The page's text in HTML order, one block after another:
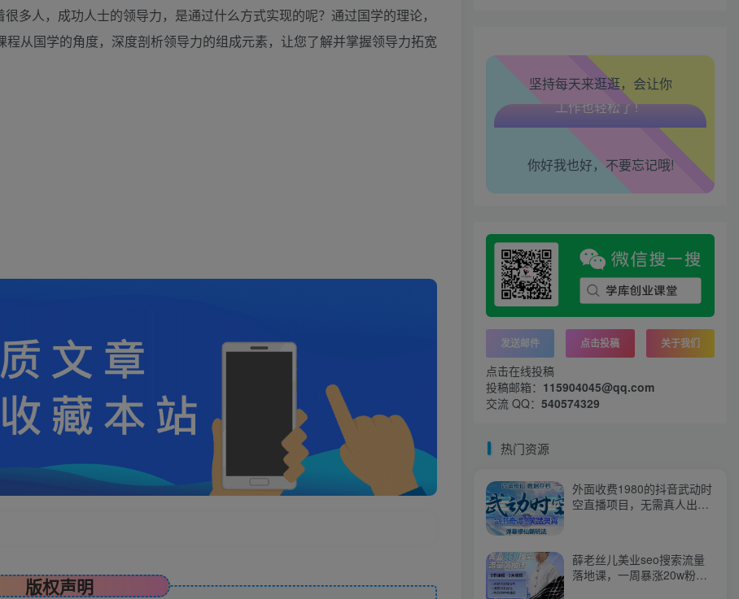
多人，成功人士的领导力，是通过什么方式实现的呢？通过国学的理论，
从国学的角度，深度剖析领导力的组成元素，让您了解并掌握领导力拓宽
版权声明
坚持每天来逛逛，会让你
腿也不痛了！
腰也不酸了！
工作也轻松了！
你好我也好，不要忘记哦!
发送邮件 点击投稿 关于我们
点击在线投稿
投稿邮箱： 115904045@qq.com
交流 QQ： 540574329
热门资源
外面收费1980的抖音武动时
空直播项目，无需真人出
薛老丝儿美业seo搜索流量
落地课，一周暴涨20w粉